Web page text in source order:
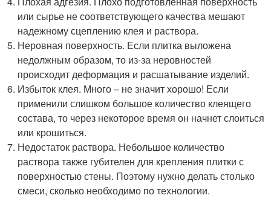
или сырье не соответствующего качества мешают
надежному сцеплению клея и раствора.
Неровная поверхность. Если плитка выложена
недолжным образом, то из-за неровностей
происходит деформация и расшатывание изделий.
Избыток клея. Много – не значит хорошо! Если
применили слишком большое количество клеящего
состава, то через некоторое время он начнет слоиться
или крошиться.
Недостаток раствора. Небольшое количество
раствора также губителен для крепления плитки с
поверхностью стены. Поэтому нужно делать столько
смеси, сколько необходимо по технологии.